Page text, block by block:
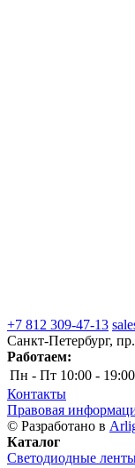
+7 812 309-47-13
Санкт-Петербург,
Работаем:
Пн - Пт 10:00 - 19:00
Контакты
Правовая
© Разработано в
Каталог
Светодиодные